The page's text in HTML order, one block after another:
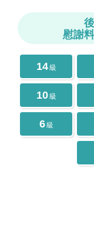
慰謝
14級
10級
6級